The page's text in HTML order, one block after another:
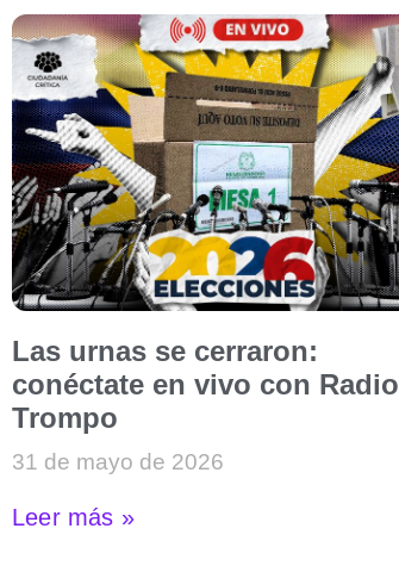
Las urnas se cerraron:
conéctate en vivo con Radio
Trompo
31 de mayo de 2026
Leer más »